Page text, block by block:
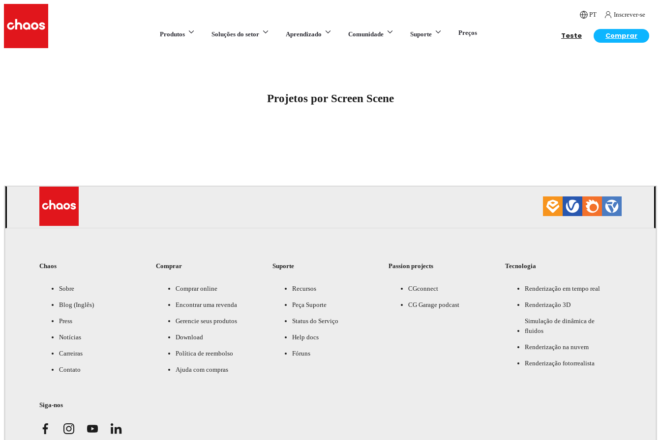
PT Inscrever-se
Produtos Soluções do setor Aprendizado Comunidade Suporte Preços Teste Comprar
Projetos por Screen Scene
Chaos
Sobre
Blog (Inglês)
Press
Notícias
Carreiras
Contato
Comprar
Comprar online
Encontrar uma revenda
Gerencie seus produtos
Download
Política de reembolso
Ajuda com compras
Suporte
Recursos
Peça Suporte
Status do Serviço
Help docs
Fóruns
Passion projects
CGconnect
CG Garage podcast
Tecnologia
Renderização em tempo real
Renderização 3D
Simulação de dinâmica de
fluidos
Renderização na nuvem
Renderização fotorrealista
Siga-nos